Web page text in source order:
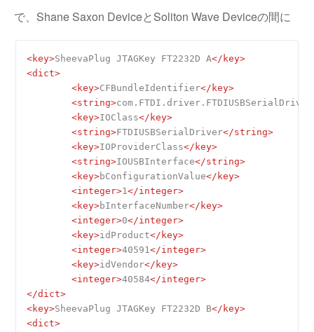
で、 Shane Saxon DeviceとSoliton Wave Deviceの間に
<key>SheevaPlug JTAGKey FT2232D A</ key>
<dict>
<key>CFBundleIdentifier</ key>
<string>com.FTDI.driver.FTDIUSBSerialDriver
<key>IOClass</ key>
<string>FTDIUSBSerialDriver</string>
<key>IOProviderClass</ key>
<string>IOUSBInterface</string>
<key>bConfigurationValue</ key>
<integer>1</integer>
<key>bInterfaceNumber</ key>
<integer>0</integer>
<key>idProduct</ key>
<integer>40591</integer>
<key>idVendor</ key>
<integer>40584</integer>
</dict>
<key>SheevaPlug JTAGKey FT2232D B</ key>
<dict>